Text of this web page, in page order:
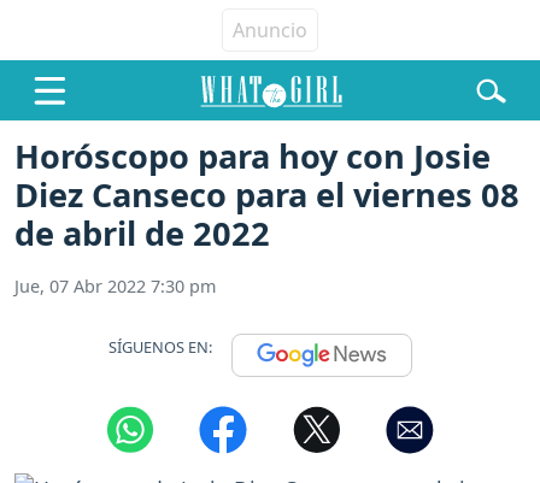
Horóscopo para hoy con Josie
Diez Canseco para el viernes 08
de abril de 2022
Jue, 07 Abr 2022 7:30 pm
SÍGUENOS EN: